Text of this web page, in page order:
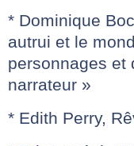
* Dominique
autrui et le
personnages et
narrateur »
* Edith Perry,